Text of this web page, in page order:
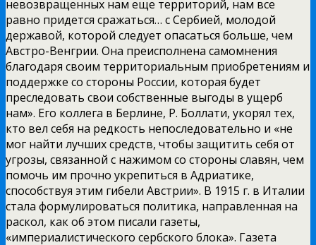
невозвращенных нам еще территорий, нам все
равно придется сражаться… с Сербией, молодой
державой, которой следует опасаться больше, чем
Австро-Венгрии. Она преисполнена самомнения
благодаря своим территориальным приобретениям и
поддержке со стороны России, которая будет
преследовать свои собственные выгоды в ущерб
нам». Его коллега в Берлине, Р. Боллати, укорял тех,
кто вел себя на редкость непоследовательно и «не
мог найти лучших средств, чтобы защитить себя от
угрозы, связанной с нажимом со стороны славян, чем
помочь им прочно укрепиться в Адриатике,
способствуя этим гибели Австрии». В 1915 г. в Италии
стала формулироваться политика, направленная на
раскол, как об этом писали газеты,
«империалистического сербского блока». Газета